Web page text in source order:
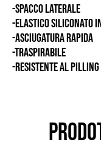
-SPACCO LATERALE
-ELASTICO SILICONATO
-ASCIUGATURA RAPIDA
-TRASPIRABILE
-RESISTENTE AL PILLING